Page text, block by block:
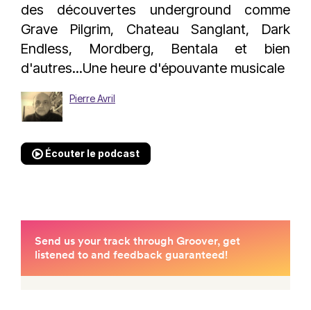
des découvertes underground comme
Grave Pilgrim, Chateau Sanglant, Dark
Endless, Mordberg, Bentala et bien
d'autres...Une heure d'épouvante musicale
Pierre Avril
Écouter le podcast